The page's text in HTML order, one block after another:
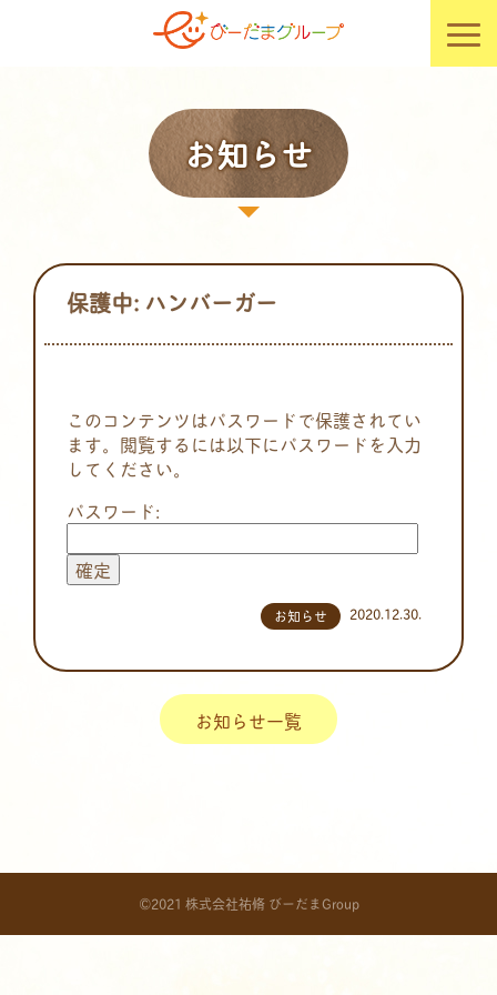
お知らせ
保護中: ハンバーガー
このコンテンツはパスワードで保護されてい
ます。閲覧するには以下にパスワードを入力
してください。
パスワード:
2020.12.30.
お知らせ
お知らせ一覧
©2021 株式会社祐脩 びーだまGroup